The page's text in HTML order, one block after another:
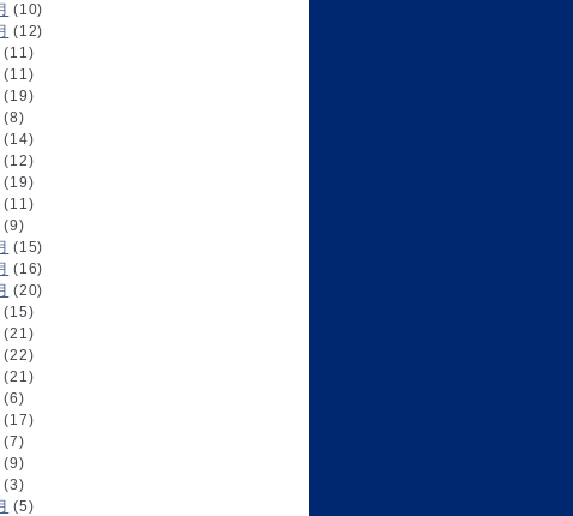
(10)
(12)
(11)
(11)
(19)
(8)
(14)
(12)
(19)
(11)
(9)
(15)
(16)
(20)
(15)
(21)
(22)
(21)
(6)
(17)
(7)
(9)
(3)
(5)